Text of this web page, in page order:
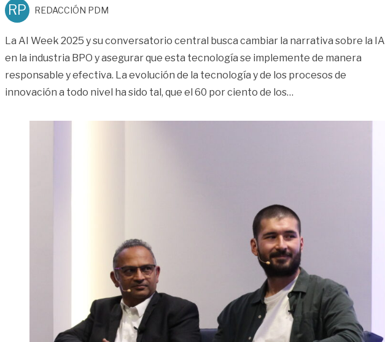
RP REDACCIÓN PDM
La AI Week 2025 y su conversatorio central busca cambiar la narrativa sobre la IA
en la industria BPO y asegurar que esta tecnología se implemente de manera
responsable y efectiva. La evolución de la tecnología y de los procesos de
innovación a todo nivel ha sido tal, que el 60 por ciento de los…